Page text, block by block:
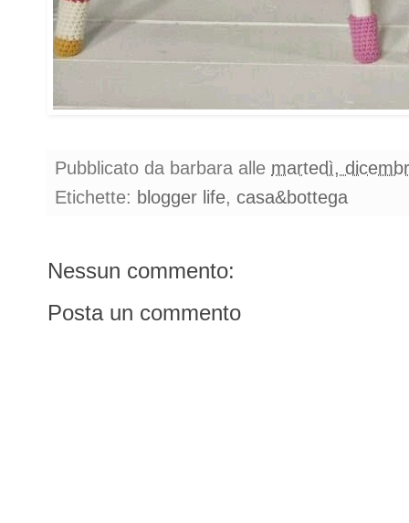
Pubblicato da barbara alle martedì,
Etichette: blogger life, casa&bottega
Nessun commento:
Posta un commento